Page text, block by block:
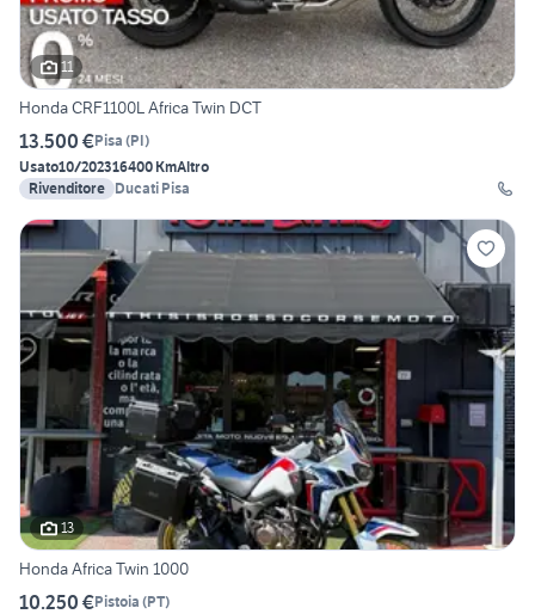
11
Honda CRF1100L Africa Twin DCT
13.500 €Pisa (PI)
Usato10/202316400 KmAltro
Rivenditore Ducati Pisa
13
Honda Africa Twin 1000
10.250 €Pistoia (PT)